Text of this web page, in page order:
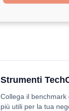
Strumenti
Collega il
più utili per la tua